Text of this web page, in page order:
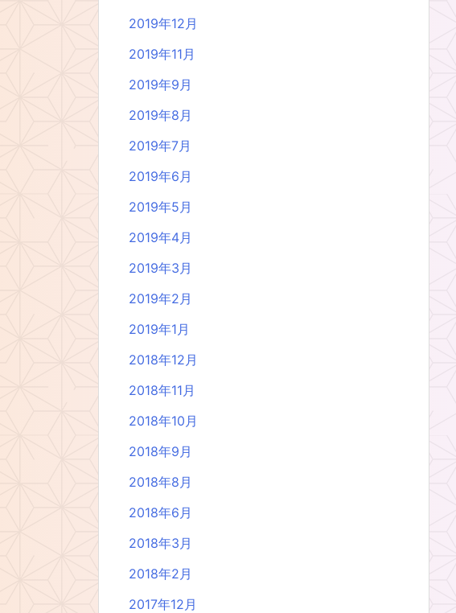
2019年12月
2019年11月
2019年9月
2019年8月
2019年7月
2019年6月
2019年5月
2019年4月
2019年3月
2019年2月
2019年1月
2018年12月
2018年11月
2018年10月
2018年9月
2018年8月
2018年6月
2018年3月
2018年2月
2017年12月